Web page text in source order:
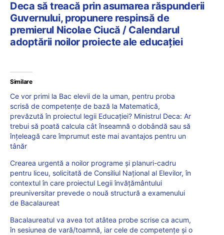
Deca să treacă prin asumarea răspunderii
Guvernului, propunere respinsă de
premierul Nicolae Ciucă / Calendarul
adoptării noilor proiecte ale educației
Similare
Ce vor primi la Bac elevii de la uman, pentru proba
scrisă de competențe de bază la Matematică,
prevăzută în proiectul legii Educației? Ministrul Deca: Ar
trebui să poată calcula cât înseamnă o dobândă sau să
înțeleagă care împrumut este mai avantajos pentru un
tânăr
Crearea urgentă a noilor programe și planuri-cadru
pentru liceu, solicitată de Consiliul Național al Elevilor, în
contextul în care proiectul Legii învățământului
preuniversitar prevede o nouă structură a examenului
de Bacalaureat
Bacalaureatul va avea tot atâtea probe scrise ca acum,
în sesiunea de vară/toamnă, iar cele de competențe și o